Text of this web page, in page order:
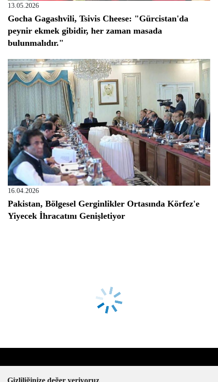
13.05.2026
Gocha Gagashvili, Tsivis Cheese: "Gürcistan'da
peynir ekmek gibidir, her zaman masada
bulunmalıdır."
16.04.2026
Pakistan, Bölgesel Gerginlikler Ortasında Körfez'e
Yiyecek İhracatını Genişletiyor
Gizliliğinize değer veriyoruz